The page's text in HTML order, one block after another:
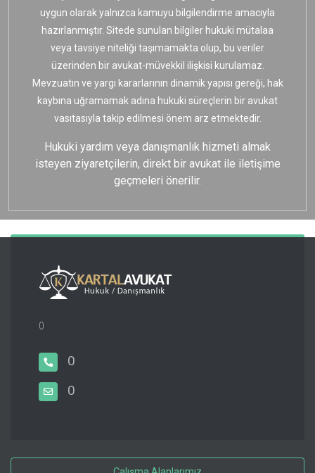
uygun olarak yalnızca kamuyu bilgilendirme amacıyla
hazırlanmıştır. Sitede sunulan bilgiler hukuki mütalaa
veya tavsiye niteliği taşımamakta olup, bu veriler
üzerinden bir avukat-müvekkil ilişkisi kurulamaz.
Mevzuatın ve yargı kararlarının dinamik yapısı gereği, hak
kaybına uğramamak adına hukuki süreçlerin bir avukat
vasıtasıyla takip edilmesi önem arz etmektedir.
Hukuki yardım veya danışmanlık hizmeti almak
isteyen ziyaretçilerin, direkt bir avukat ile iletişime
geçmeleri önerilir.
0
0
0